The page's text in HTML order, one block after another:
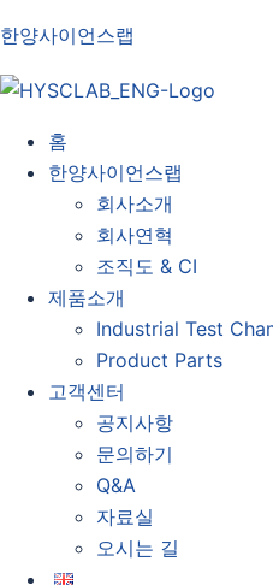
한양사이언스랩
홈
한양사이언스랩
회사소개
회사연혁
조직도 & CI
제품소개
Industrial Test
Product Parts
고객센터
공지사항
문의하기
Q&A
자료실
오시는 길